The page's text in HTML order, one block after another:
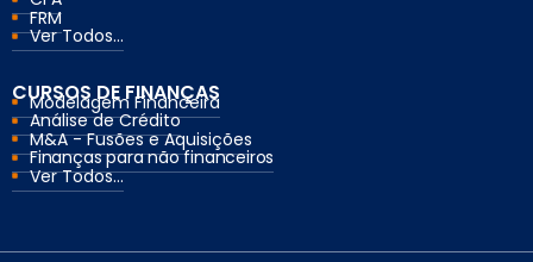
FRM
Ver Todos...
CURSOS DE FINANÇAS
Modelagem Financeira
Análise de Crédito
M&A - Fusões e Aquisições
Finanças para não financeiros
Ver Todos...